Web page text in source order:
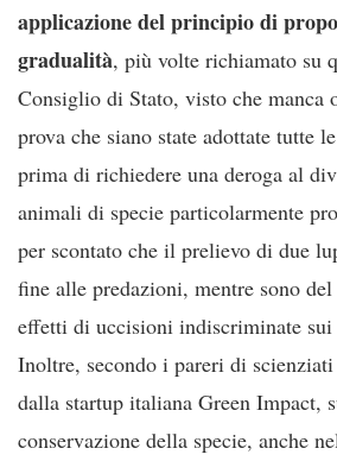
applicazione del principio di
gradualità, più volte richiamato su
Consiglio di Stato, visto che manca
prova che siano state adottate tutte
prima di richiedere una deroga al
animali di specie particolarmente
per scontato che il prelievo di due
fine alle predazioni, mentre sono
effetti di uccisioni indiscriminate
Inoltre, secondo i pareri di
dalla startup italiana Green Impact,
conservazione della specie, anche